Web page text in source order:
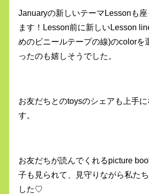
Januaryの新しいテーマLessonも
ます！Lesson前に新しいLesson
めのビニールテープの線)のcolorを
ったのも嬉しそうでした。
お友だちとのtoysのシェアも上手に
す。
お友だちが読んでくれるpicture
子も見られて、見守りながら私た
した♡